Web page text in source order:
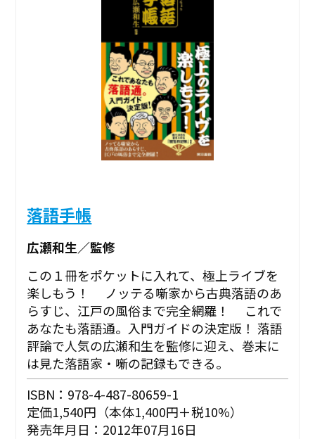
落語手帳
広瀬和生／監修
この１冊をポケットに入れて、極上ライブを
楽しもう！ ノッテる噺家から古典落語のあ
らすじ、江戸の風俗まで完全網羅！ これで
あなたも落語通。入門ガイドの決定版！ 落語
評論で人気の広瀬和生を監修に迎え、巻末に
は見た落語家・噺の記録もできる。
ISBN：978-4-487-80659-1
定価1,540円（本体1,400円＋税10%）
発売年月日：2012年07月16日